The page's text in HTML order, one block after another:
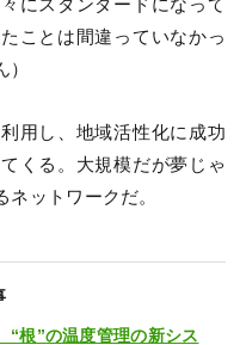
にスタンダードになって
ことは間違っていなかっ
用し、地域活性化に成功
くる。大規模だが夢じゃ
ットワークだ。
根”の温度管理の新シス